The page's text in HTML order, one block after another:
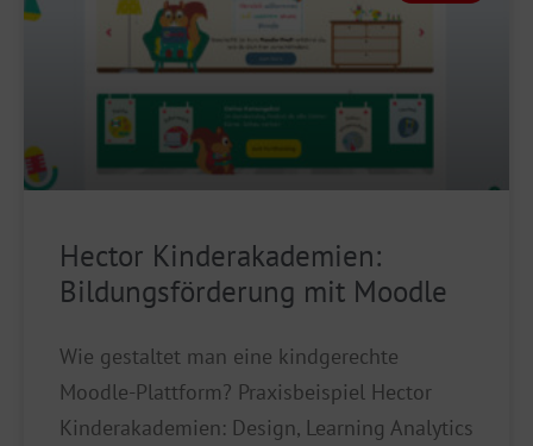
Hector Kinderakademien:
Bildungsförderung mit Moodle
Wie gestaltet man eine kindgerechte
Moodle-Plattform? Praxisbeispiel Hector
Kinderakademien: Design, Learning Analytics